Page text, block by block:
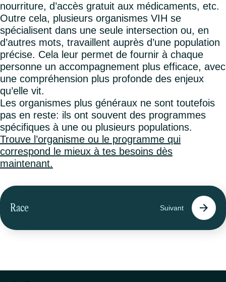
nourriture, d’accès gratuit aux médicaments, etc.
Outre cela, plusieurs organismes VIH se
spécialisent dans une seule intersection ou, en
d’autres mots, travaillent auprès d’une population
précise. Cela leur permet de fournir à chaque
personne un accompagnement plus efficace, avec
une compréhension plus profonde des enjeux
qu’elle vit.
Les organismes plus généraux ne sont toutefois
pas en reste: ils ont souvent des programmes
spécifiques à une ou plusieurs populations.
Trouve l’organisme ou le programme qui
correspond le mieux à tes besoins dès
maintenant.
Race Suivant